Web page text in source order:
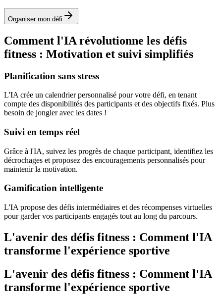
Organiser mon défi
Comment l'IA révolutionne les défis
fitness : Motivation et suivi simplifiés
Planification sans stress
L'IA crée un calendrier personnalisé pour votre défi, en tenant
compte des disponibilités des participants et des objectifs fixés. Plus
besoin de jongler avec les dates !
Suivi en temps réel
Grâce à l'IA, suivez les progrès de chaque participant, identifiez les
décrochages et proposez des encouragements personnalisés pour
maintenir la motivation.
Gamification intelligente
L'IA propose des défis intermédiaires et des récompenses virtuelles
pour garder vos participants engagés tout au long du parcours.
L'avenir des défis fitness : Comment l'IA
transforme l'expérience sportive
L'avenir des défis fitness : Comment l'IA
transforme l'expérience sportive